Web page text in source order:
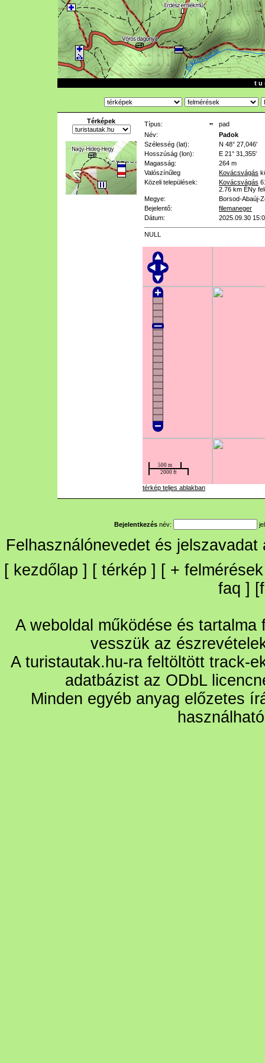
t u
Térképek Típus:
pad
Név:
Padok
Szélesség (lat):
N 48° 27,046'
Hosszúság (lon):
E 21° 31,355'
Magasság:
264 m
Valószínűleg
Kovácsvágás
Közeli települések:
Kovácsvágás
2.76 km ÉNy
Megye:
Borsod-Abaúj-
Bejelentő:
filemaneger
Dátum:
2025.09.30
NULL
térkép teljes ablakban
Bejelentkezés név:
Felhasználónevedet és
[ kezdőlap ] [ térkép ] [ + felmérések
faq ] [
A weboldal működése és
vesszük az
A turistautak.hu-ra feltöltött track-
adatbázist az ODbL
Minden egyéb anyag előzetes